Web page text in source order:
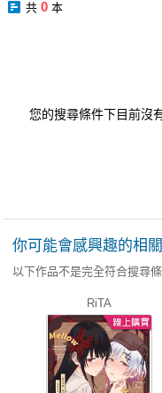
共 0本
您的搜尋條件下目前沒
你可能會感興趣的相
以下作品不是完全符合搜尋
RiTA